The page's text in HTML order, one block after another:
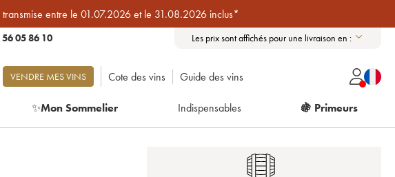
transmise entre le 01.07.2026 et le 31.08.2026 inclus*
56 05 86 10 Les prix sont affichés pour une livraison en :
VENDRE MES VINS Cote des vins Guide des vins
✨Mon Sommelier Indispensables 🍇 Primeurs